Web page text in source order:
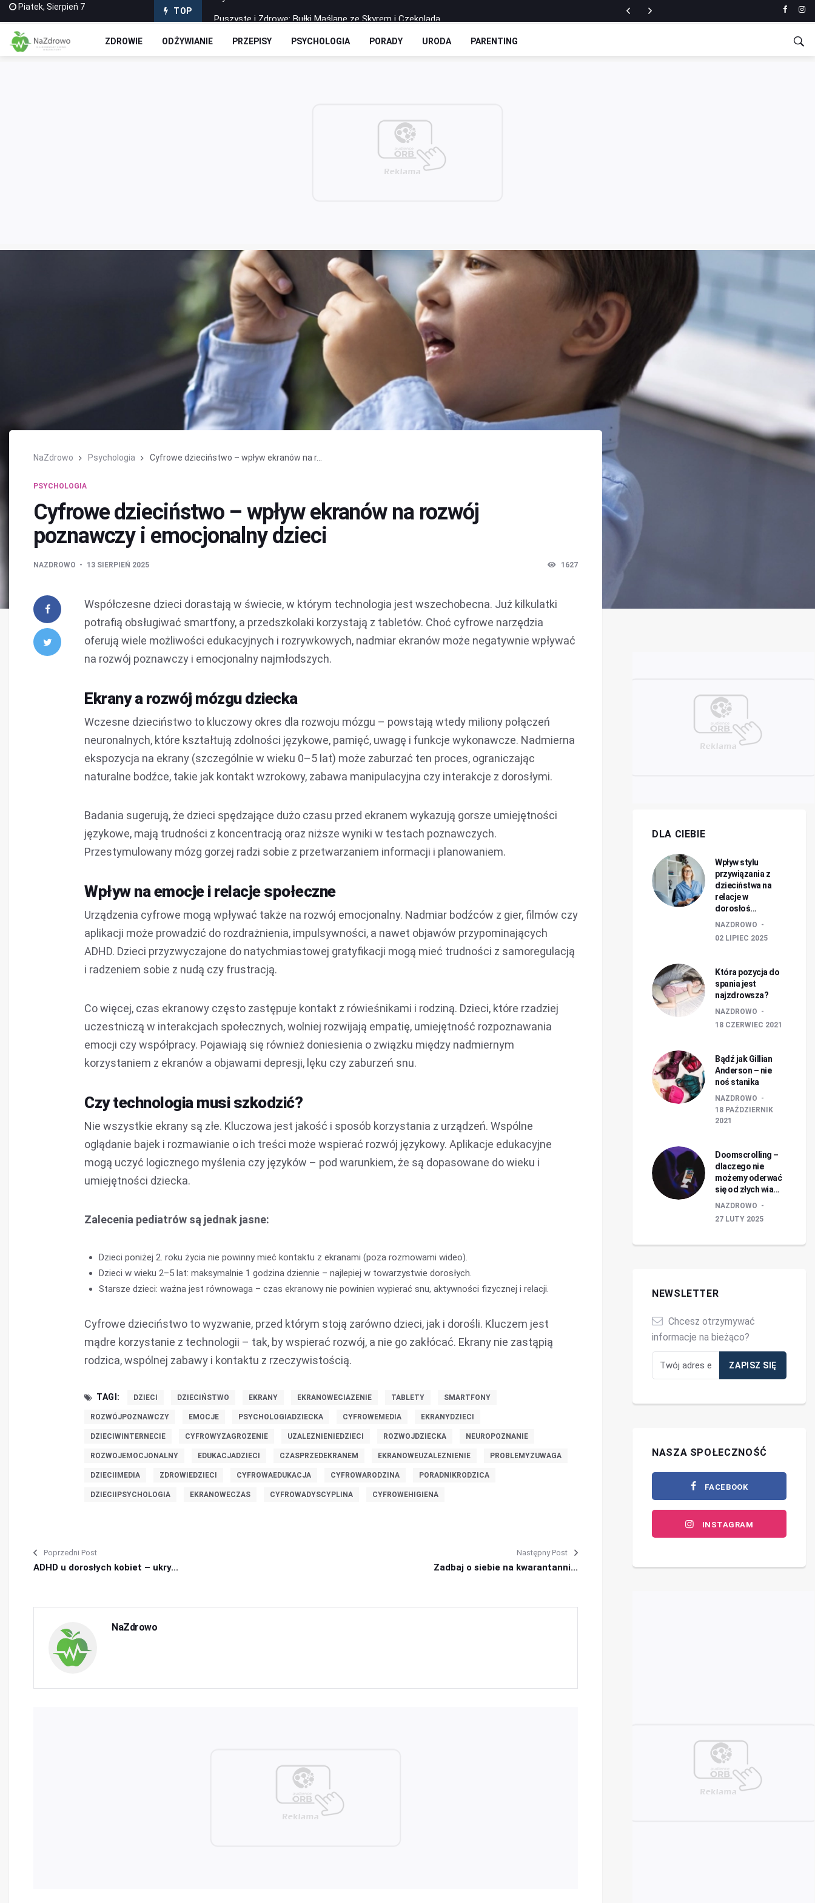
Piatek, Sierpień 7 TOP
ZDROWIE ODŻYWIANIE PRZEPISY PSYCHOLOGIA PORADY URODA PARENTING
NaZdrowo Psychologia Cyfrowe dzieciństwo – wpływ ekranów na r...
PSYCHOLOGIA
Cyfrowe dzieciństwo – wpływ ekranów na rozwój
poznawczy i emocjonalny dzieci
NAZDROWO 13 SIERPIEŃ 2025 1627
Współczesne dzieci dorastają w świecie, w którym technologia jest wszechobecna. Już kilkulatki
potrafią obsługiwać smartfony, a przedszkolaki korzystają z tabletów. Choć cyfrowe narzędzia
oferują wiele możliwości edukacyjnych i rozrywkowych, nadmiar ekranów może negatywnie wpływać
na rozwój poznawczy i emocjonalny najmłodszych.
Ekrany a rozwój mózgu dziecka
Wczesne dzieciństwo to kluczowy okres dla rozwoju mózgu – powstają wtedy miliony połączeń
neuronalnych, które kształtują zdolności językowe, pamięć, uwagę i funkcje wykonawcze. Nadmierna
ekspozycja na ekrany (szczególnie w wieku 0–5 lat) może zaburzać ten proces, ograniczając
naturalne bodźce, takie jak kontakt wzrokowy, zabawa manipulacyjna czy interakcje z dorosłymi.
Badania sugerują, że dzieci spędzające dużo czasu przed ekranem wykazują gorsze umiejętności
językowe, mają trudności z koncentracją oraz niższe wyniki w testach poznawczych.
Przestymulowany mózg gorzej radzi sobie z przetwarzaniem informacji i planowaniem.
Wpływ na emocje i relacje społeczne
Urządzenia cyfrowe mogą wpływać także na rozwój emocjonalny. Nadmiar bodźców z gier, filmów czy
aplikacji może prowadzić do rozdrażnienia, impulsywności, a nawet objawów przypominających
ADHD. Dzieci przyzwyczajone do natychmiastowej gratyfikacji mogą mieć trudności z samoregulacją
i radzeniem sobie z nudą czy frustracją.
Co więcej, czas ekranowy często zastępuje kontakt z rówieśnikami i rodziną. Dzieci, które rzadziej
uczestniczą w interakcjach społecznych, wolniej rozwijają empatię, umiejętność rozpoznawania
emocji czy współpracy. Pojawiają się również doniesienia o związku między nadmiernym
korzystaniem z ekranów a objawami depresji, lęku czy zaburzeń snu.
Czy technologia musi szkodzić?
Nie wszystkie ekrany są złe. Kluczowa jest jakość i sposób korzystania z urządzeń. Wspólne
oglądanie bajek i rozmawianie o ich treści może wspierać rozwój językowy. Aplikacje edukacyjne
mogą uczyć logicznego myślenia czy języków – pod warunkiem, że są dopasowane do wieku i
umiejętności dziecka.
Zalecenia pediatrów są jednak jasne:
Dzieci poniżej 2. roku życia nie powinny mieć kontaktu z ekranami (poza rozmowami wideo).
Dzieci w wieku 2–5 lat: maksymalnie 1 godzina dziennie – najlepiej w towarzystwie dorosłych.
Starsze dzieci: ważna jest równowaga – czas ekranowy nie powinien wypierać snu, aktywności fizycznej i relacji.
Cyfrowe dzieciństwo to wyzwanie, przed którym stoją zarówno dzieci, jak i dorośli. Kluczem jest
mądre korzystanie z technologii – tak, by wspierać rozwój, a nie go zakłócać. Ekrany nie zastąpią
rodzica, wspólnej zabawy i kontaktu z rzeczywistością.
TAGI: DZIECI DZIECIŃSTWO EKRANY EKRANOWECIAZENIE TABLETY SMARTFONY
ROZWÓJPOZNAWCZY EMOCJE PSYCHOLOGIADZIECKA CYFROWEMEDIA EKRANYDZIECI
DZIECIWINTERNECIE CYFROWYZAGROZENIE UZALEZNIENIEDZIECI ROZWOJDZIECKA NEUROPOZNANIE
ROZWOJEMOCJONALNY EDUKACJADZIECI CZASPRZEDEKRANEM EKRANOWEUZALEZNIENIE PROBLEMYZUWAGA
DZIECIIMEDIA ZDROWIEDZIECI CYFROWAEDUKACJA CYFROWARODZINA PORADNIKRODZICA
DZIECIIPSYCHOLOGIA EKRANOWECZAS CYFROWADYSCYPLINA CYFROWEHIGIENA
Poprzedni Post
ADHD u dorosłych kobiet – ukry...
Następny Post
Zadbaj o siebie na kwarantanni...
NaZdrowo
DLA CIEBIE
Wpływ stylu
przywiązania z
dzieciństwa na
relacje w
dorosłoś...
NAZDROWO
02 LIPIEC 2025
Która pozycja do
spania jest
najzdrowsza?
NAZDROWO
18 CZERWIEC 2021
Bądź jak Gillian
Anderson – nie
noś stanika
NAZDROWO
18 PAŹDZIERNIK
2021
Doomscrolling –
dlaczego nie
możemy oderwać
się od złych wia...
NAZDROWO
27 LUTY 2025
NEWSLETTER
Chcesz otrzymywać
informacje na bieżąco?
NASZA SPOŁECZNOŚĆ
FACEBOOK
INSTAGRAM